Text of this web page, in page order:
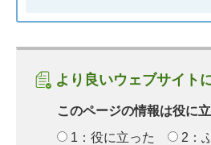
より良いウェブサイト
このページの情報は役に
1：役に立った
2：